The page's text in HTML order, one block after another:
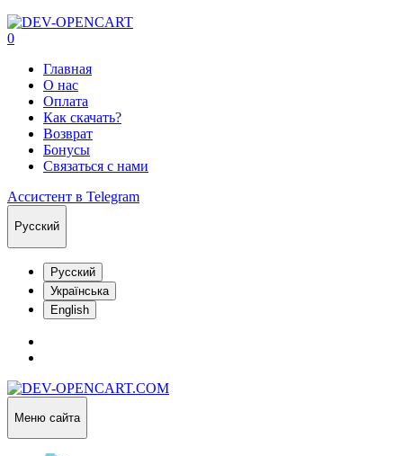
0
Главная
О нас
Оплата
Как скачать?
Возврат
Бонусы
Связаться с нами
Ассистент в Telegram
Русский
Русский
Українська
English
Меню сайта